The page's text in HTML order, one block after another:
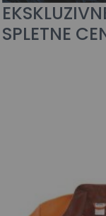
SPLETNE
Husqvarna zaščitne hlače z naramnicami Classic
137,80 €